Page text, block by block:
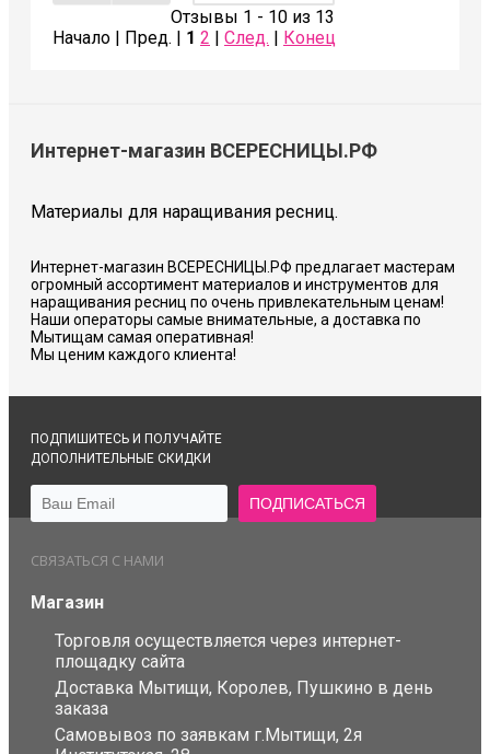
Отзывы 1 - 10 из 13
Начало | Пред. | 1 2 След. Конец
Интернет-магазин ВСЕРЕСНИЦЫ.РФ
Материалы для наращивания ресниц.
Интернет-магазин ВСЕРЕСНИЦЫ.РФ предлагает мастерам
огромный ассортимент материалов и инструментов для
наращивания ресниц по очень привлекательным ценам!
Наши операторы самые внимательные, а доставка по
Мытищам самая оперативная!
Мы ценим каждого клиента!
ПОДПИШИТЕСЬ И ПОЛУЧАЙТЕ
ДОПОЛНИТЕЛЬНЫЕ СКИДКИ
СВЯЗАТЬСЯ С НАМИ
Магазин
Торговля осуществляется через интернет-
площадку сайта
Доставка Мытищи, Королев, Пушкино в день
заказа
Самовывоз по заявкам г.Мытищи, 2я